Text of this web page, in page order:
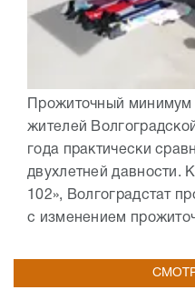
Прожиточный минимум
жителей
года практически
двухлетней давности.
102», Волгоградстат
с изменением